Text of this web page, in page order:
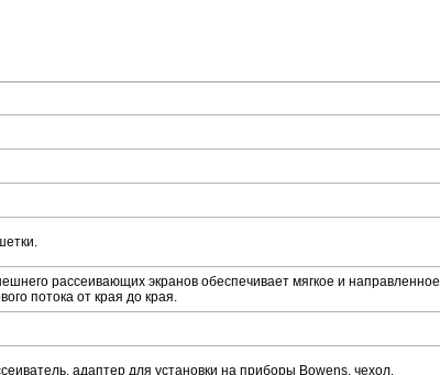
рассеивающих экранов обеспечивает мягкое и направленное
потока от края до края.
адаптер для установки на приборы Bowens, чехол.